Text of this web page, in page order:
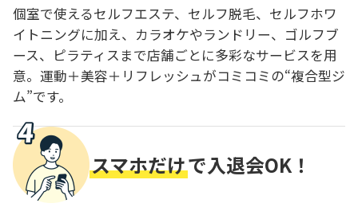
個室で使えるセルフエステ、セルフ脱毛、セルフホワ
イトニングに加え、カラオケやランドリー、ゴルフブ
ース、ピラティスまで店舗ごとに多彩なサービスを用
意。運動＋美容＋リフレッシュがコミコミの“複合型ジ
ム”です。
スマホだけで入退会OK！